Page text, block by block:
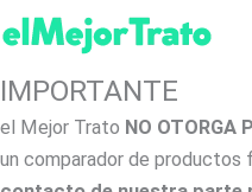
IMPORTANTE
el Mejor Trato NO OTORGA
un comparador de productos